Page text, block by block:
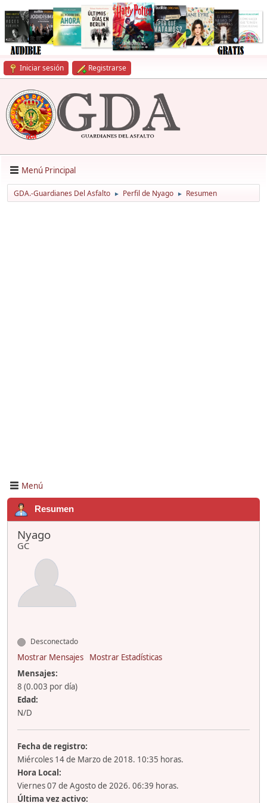
Iniciar sesión Registrarse
Menú Principal
GDA.-Guardianes Del Asfalto ► Perfil de Nyago ► Resumen
Menú
Resumen
Nyago
GC
Desconectado
Mostrar Mensajes
Mostrar Estadísticas
Mensajes:
8 (0.003 por día)
Edad:
N/D
Fecha de registro:
Miércoles 14 de Marzo de 2018. 10:35 horas.
Hora Local:
Viernes 07 de Agosto de 2026. 06:39 horas.
Última vez activo: